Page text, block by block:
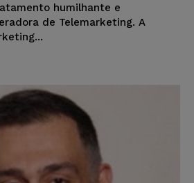
humilhante e
de Telemarketing. A